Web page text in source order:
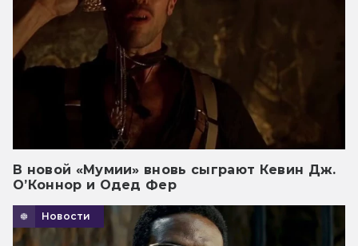
В новой «Мумии» вновь сыграют Кевин Дж.
О’Коннор и Одед Фер
Новости